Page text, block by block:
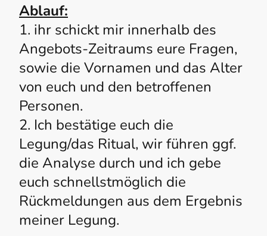
Ablauf:
1. ihr schickt mir innerhalb des
Angebots-Zeitraums eure Fragen,
sowie die Vornamen und das Alter
von euch und den betroffenen
Personen.
2. Ich bestätige euch die
Legung/das Ritual, wir führen ggf.
die Analyse durch und ich gebe
euch schnellstmöglich die
Rückmeldungen aus dem Ergebnis
meiner Legung.